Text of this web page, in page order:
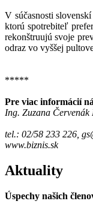
V súčasnosti
ktorú spotrebiteľ
rekonštruujú svoje
odraz vo vyššej
*****
Pre viac informácií
Ing. Zuzana Červenák
tel.: 02/58 233 226,
www.biznis.sk
Aktuality
Úspechy našich